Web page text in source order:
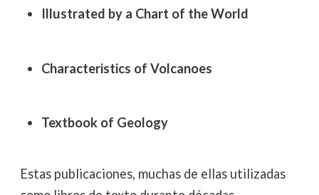
Illustrated by a Chart of the World
Characteristics of Volcanoes
Textbook of Geology
Estas publicaciones, muchas de ellas utilizadas